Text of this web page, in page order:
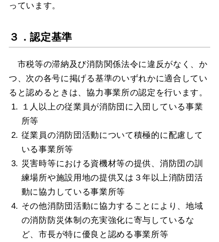
っています。
３．認定基準
市税等の滞納及び消防関係法令に違反がなく、か
つ、次の各号に掲げる基準のいずれかに適合してい
ると認めるときは、協力事業所の認定を行います。
１人以上の従業員が消防団に入団している事業
所等
従業員の消防団活動について積極的に配慮して
いる事業所等
災害時等における資機材等の提供、消防団の訓
練場所や施設用地の提供又は３年以上消防団活
動に協力している事業所等
その他消防団活動に協力することにより、地域
の消防防災体制の充実強化に寄与しているな
ど、市長が特に優良と認める事業所等